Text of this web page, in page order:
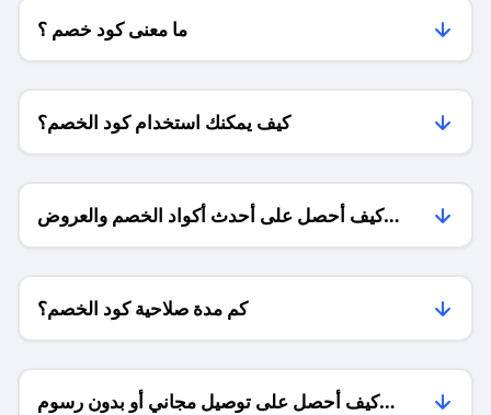
ما معنى كود خصم ؟
كيف يمكنك استخدام كود الخصم؟
كيف أحصل على أحدث أكواد الخصم والعروض
للمتاجر؟
كم مدة صلاحية كود الخصم؟
كيف أحصل على توصيل مجاني أو بدون رسوم